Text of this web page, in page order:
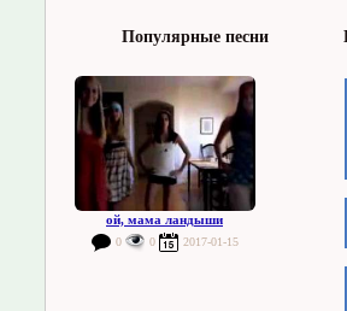
Популярные песни
ой, мама ландыши
0 0 2017-01-15